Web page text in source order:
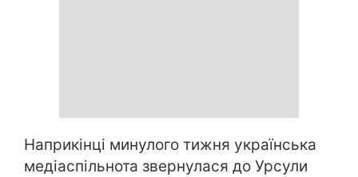
Наприкінці минулого тижня українська
медіаспільнота звернулася до Урсули